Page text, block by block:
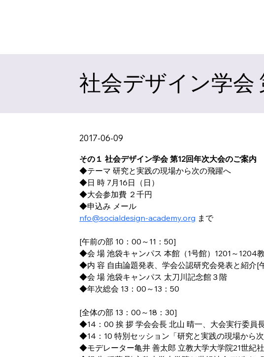
社会デザイン学会
その１ 社会デザイン学会 第12回年次大会のご案内
◆テーマ 研究と実践の現場から次の飛躍へ
◆日 時 7月16日（日）
◆大会参加費 ２千円
◆申込み メール
nfo@socialdesign-academy.org まで
[午前の部 10：00～11：50]
◆会 場 池袋キャンパス 本館（1号館）1201～1204
◆内 容 自由論題発表、学会公認研究会発表と紹介[
◆会 場 池袋キャンパス 太刀川記念館３階
◆年次総会 13：00～13：50
[全体の部 13：00～18：30]
◆14：00 挨 拶 学会会長 北山 晴一、大会実行委員
◆14：10 特別セッション「研究と実践の現場から次
◆モデレーター亀井 善太郎 立教大学大学院21世紀
2017-06-09